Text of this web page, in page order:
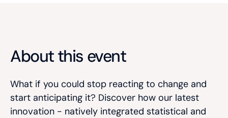
About this event
What if you could stop reacting to change and
start anticipating it? Discover how our latest
innovation - natively integrated statistical and